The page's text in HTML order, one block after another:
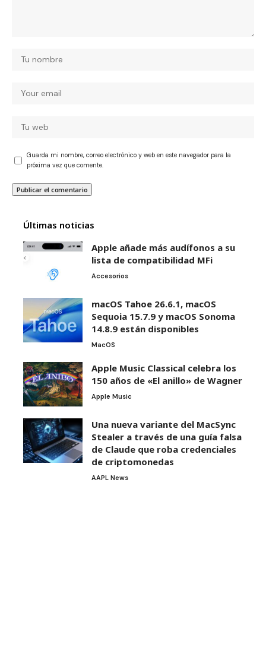
Guarda mi nombre, correo electrónico y web en este navegador para la
próxima vez que comente.
Últimas noticias
Apple añade más audífonos a su
lista de compatibilidad MFi
Accesorios
macOS Tahoe 26.6.1, macOS
Sequoia 15.7.9 y macOS Sonoma
14.8.9 están disponibles
MacOS
Apple Music Classical celebra los
150 años de «El anillo» de Wagner
Apple Music
Una nueva variante del MacSync
Stealer a través de una guía falsa
de Claude que roba credenciales
de criptomonedas
AAPL News